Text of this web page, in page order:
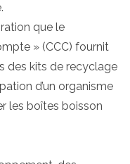
que le
» (CCC) fournit
des kits de recyclage
d’un organisme
les boîtes boisson